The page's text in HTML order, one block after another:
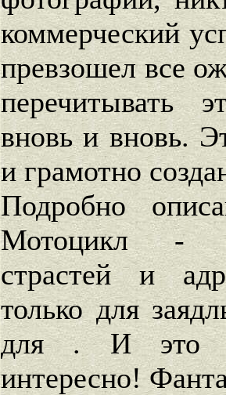
коммерческий
превзошел все
перечитывать
вновь и вновь.
и грамотно
Подробно
Мотоцикл -
страстей и
только для
для . И это
интересно!